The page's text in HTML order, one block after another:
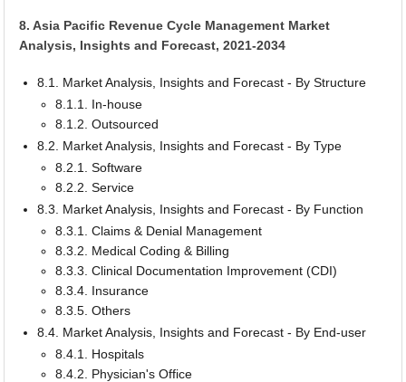
8. Asia Pacific Revenue Cycle Management Market
Analysis, Insights and Forecast, 2021-2034
8.1. Market Analysis, Insights and Forecast - By Structure
8.1.1. In-house
8.1.2. Outsourced
8.2. Market Analysis, Insights and Forecast - By Type
8.2.1. Software
8.2.2. Service
8.3. Market Analysis, Insights and Forecast - By Function
8.3.1. Claims & Denial Management
8.3.2. Medical Coding & Billing
8.3.3. Clinical Documentation Improvement (CDI)
8.3.4. Insurance
8.3.5. Others
8.4. Market Analysis, Insights and Forecast - By End-user
8.4.1. Hospitals
8.4.2. Physician's Office